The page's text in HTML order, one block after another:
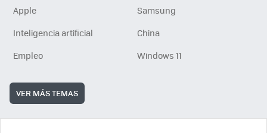
Apple
Samsung
Inteligencia artificial
China
Empleo
Windows 11
VER MÁS TEMAS